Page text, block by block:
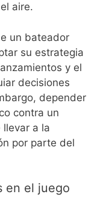
aire.
un bateador
su estrategia
y el
decisiones
depender
contra un
a la
por parte del
en el juego